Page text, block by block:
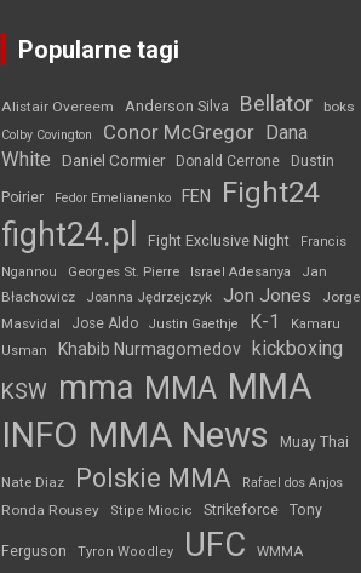
Popularne tagi
Alistair Overeem Anderson Silva Bellator boks
Colby Covington Conor McGregor Dana
White
Daniel Cormier Donald Cerrone Dustin
Poirier Fedor Emelianenko FEN Fight24
fight24.pl Fight Exclusive Night
Francis
Ngannou
Georges St. Pierre Israel Adesanya
Jan
Błachowicz
Joanna Jędrzejczyk Jon Jones
Jorge
Masvidal
Jose Aldo Justin Gaethje K-1
Kamaru
Usman
Khabib Nurmagomedov kickboxing
KSW mma MMA MMA
INFO MMA News Muay Thai
Nate Diaz Polskie MMA Rafael dos Anjos
Ronda Rousey Stipe Miocic Strikeforce Tony
Ferguson Tyron Woodley UFC WMMA